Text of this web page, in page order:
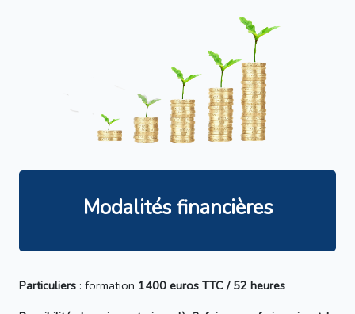
Modalités financières
Particuliers : formation 1400 euros TTC / 52 heures